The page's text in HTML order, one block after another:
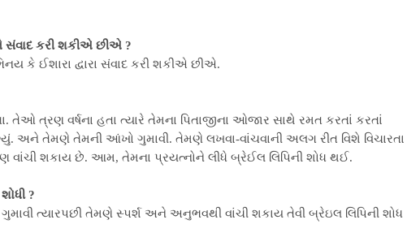
સંવાદ કરી શકીએ છીએ ?
કે ઈશારા દ્વારા સંવાદ કરી શકીએ છીએ.
તેઓ ત્રણ વર્ષના હતા ત્યારે તેમના પિતાજીના ઓજાર સાથે રમત કરતાં કરતાં
અને તેમણે તેમની આંખો ગુમાવી. તેમણે લખવા-વાંચવાની અલગ રીત વિશે વિચારતા
શકાય છે. આમ, તેમના પ્રયત્નોને લીધે બ્રેઈલ લિપિની શોધ થઈ.
?
ત્યારપછી તેમણે સ્પર્શ અને અનુભવથી વાંચી શકાય તેવી બ્રેઇલ લિપિની શોધ